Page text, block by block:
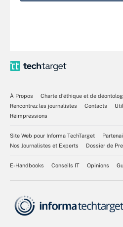
À Propos
Charte d’éthique et de
Rencontrez les journalistes
Contacts
Réimpressions
Site Web pour Informa TechTarget
Nos Journalistes et Experts
Dossier de
E-Handbooks Conseils IT Opinions